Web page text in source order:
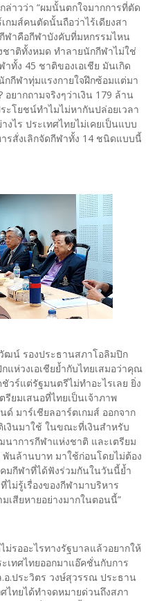
วว่า “ผมนั้นตกใจมากการที่ตัด
กมส์คนตัดนั้นถือว่าไร้เดียงสา
กีฬาคือกีฬาบังคับที่มหกรรมไหน
าติทั้งหมด ทำลายนักกีฬาไม่ใช่
ทั้ง 45 ชาติของเอเชีย มันเกิด
กกีฬาทุ่มแรงกายใจฝึกซ้อมแต่มา
ยากถามจริงๆว่าเงิน 179 ล้าน
ะโยชน์ทำไมไม่หากันปล่อยเวลา
ไร ประเทศไทยไม่เคยเป็นแบบ
รสั่งเลิกจัดกีฬาทั้ง 14 ชนิดแบบนี้
น์ รองประธานสภาโอลิมปิก
แห่วงเอเชียย้ำกับไทยเสมอว่าคุณ
วร์แต่รัฐมนตรีไม่ทำอะไรเลย ยิ่ง
รียมเสนอที่ไทยเป็นเจ้าภาพ
มาร์เชียลอาร์ตเกมส์ ออกจาก
เงินมาใช้ ในขณะที่เงินสำหรับ
าการกีฬาแห่งชาติ และเตรียม
พันล้านบาท มาใช้ก่อนโดยไม่ต้อง
มกีฬาที่ได้ฟังร่วมกันในวันนี้ย้ำ
ไม่รู้เรื่องของกีฬามาบริหาร
เสียหายอย่างมากในตอนนี้”
รออะไรทางรัฐบาลแล้วอยากให้
เทศไทยออกมาแอ๊คชั่นกับการ
อ.ประวิตร วงษ์สุวรรณ ประธาน
ไทยได้ทำจดหมายด่วนถึงสภา